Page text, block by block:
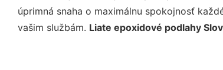
úprimná snaha o maximálnu spokojnosť
vašim službám. Liate epoxidové podlahy